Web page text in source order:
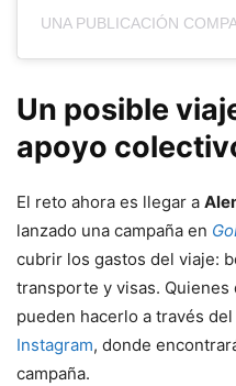
UNA PUBLICACIÓN
Un posible
apoyo
El reto ahora es llegar a
lanzado una campaña en
cubrir los gastos del viaje:
transporte y visas.
pueden hacerlo a través
Instagram, donde
campaña.